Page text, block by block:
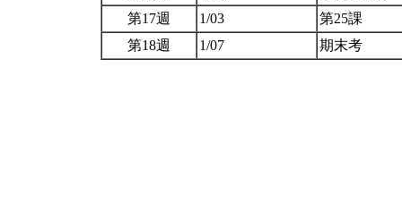
第17週
1/03
第25課
第18週
1/07 期末考